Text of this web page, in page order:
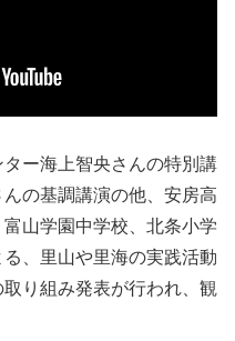
ー海上智央さんの特別講
の基調講演の他、安房高
山学園中学校、北条小学
、里山や里海の実践活動
り組み発表が行われ、観